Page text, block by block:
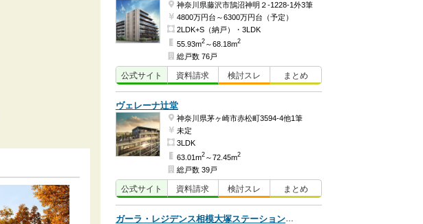
神奈川県藤沢市鵠沼神明２-1228-1外3筆
4800万円台～6300万円台（予定）
2LDK+S（納戸）・3LDK
55.93m2 ～68.18m2
総戸数 76戸
公式サイト 資料請求 検討スレ まとめ
ヴェレーナ辻堂
神奈川県茅ヶ崎市赤松町3594-4他1筆
未定
3LDK
63.01m2 ～72.45m2
総戸数 39戸
公式サイト 資料請求 検討スレ まとめ
ガーラ・レジデンス相模大塚ステーションマーク